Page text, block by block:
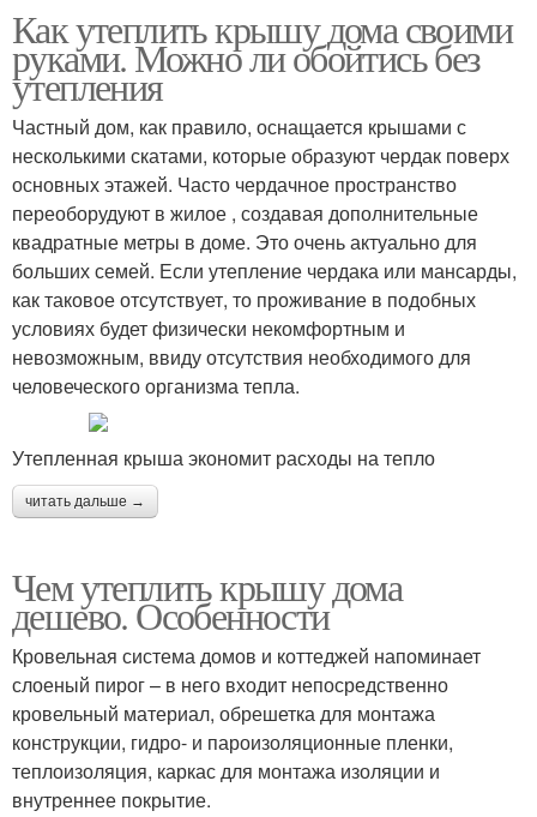
Как утеплить крышу дома своими
руками. Можно ли обойтись без
утепления
Частный дом, как правило, оснащается крышами с
несколькими скатами, которые образуют чердак поверх
основных этажей. Часто чердачное пространство
переоборудуют в жилое , создавая дополнительные
квадратные метры в доме. Это очень актуально для
больших семей. Если утепление чердака или мансарды,
как таковое отсутствует, то проживание в подобных
условиях будет физически некомфортным и
невозможным, ввиду отсутствия необходимого для
человеческого организма тепла.
Утепленная крыша экономит расходы на тепло
читать дальше →
Чем утеплить крышу дома
дешево. Особенности
Кровельная система домов и коттеджей напоминает
слоеный пирог – в него входит непосредственно
кровельный материал, обрешетка для монтажа
конструкции, гидро- и пароизоляционные пленки,
теплоизоляция, каркас для монтажа изоляции и
внутреннее покрытие.